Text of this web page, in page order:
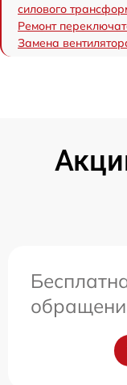
силового
Ремонт
Замена